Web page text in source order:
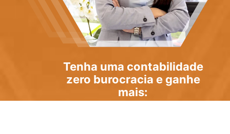
Tenha uma contabilidade
zero burocracia e ganhe
mais: